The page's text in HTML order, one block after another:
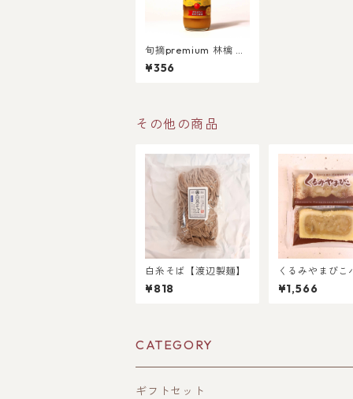
旬摘premium 林檎 2
00ml
¥356
その他の商品
白糸そば【渡辺製麺】
¥818
くるみやまびこ
10個入
¥1,566
CATEGORY
ギフトセット